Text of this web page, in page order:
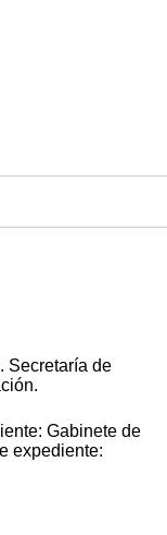
Secretaría de
Gabinete de
expediente: